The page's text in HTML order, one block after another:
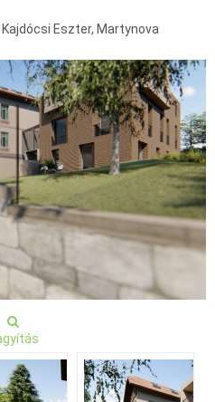
Eszter, Martynova